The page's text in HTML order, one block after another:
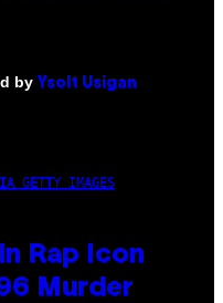
by Ysolt Usigan
GETTY IMAGES
Rap Icon
Murder